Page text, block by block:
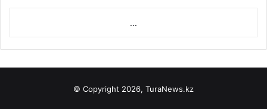
...
© Copyright 2026, TuraNews.kz